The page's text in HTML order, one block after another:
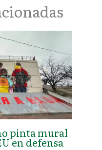
pinta mural
en defensa